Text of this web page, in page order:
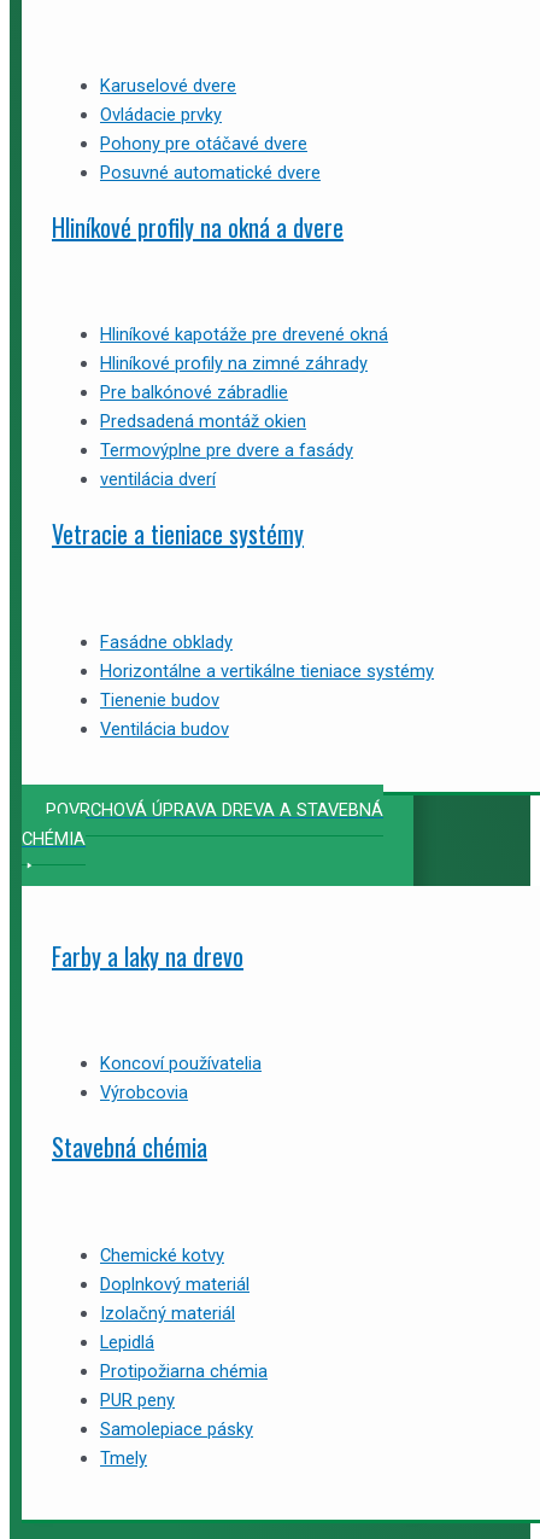
Karuselové dvere
Ovládacie prvky
Pohony pre otáčavé dvere
Posuvné automatické dvere
Hliníkové profily na okná a dvere
Hliníkové kapotáže pre drevené okná
Hliníkové profily na zimné záhrady
Pre balkónové zábradlie
Predsadená montáž okien
Termovýplne pre dvere a fasády
ventilácia dverí
Vetracie a tieniace systémy
Fasádne obklady
Horizontálne a vertikálne tieniace systémy
Tienenie budov
Ventilácia budov
POVRCHOVÁ ÚPRAVA DREVA A STAVEBNÁ
CHÉMIA
Farby a laky na drevo
Koncoví používatelia
Výrobcovia
Stavebná chémia
Chemické kotvy
Doplnkový materiál
Izolačný materiál
Lepidlá
Protipožiarna chémia
PUR peny
Samolepiace pásky
Tmely